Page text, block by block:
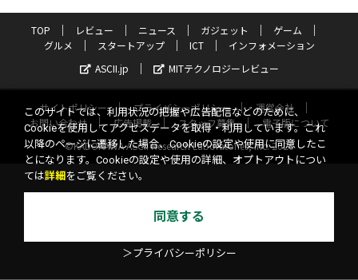
TOP レビュー ニュース ガジェット
ゲーム
グルメ
スタートアップ ICT
インフォメーション
ASCII.jp
MITテクノロジーレビュー
サイトポリシー プライバシーポリシー
運営会社
お問い合わせ
広告掲載 スタッフ募集
電子版について
©KADOKAWA ASCII Research Laboratories, Inc. 2026
このサイトでは、利用状況の把握や広告配信などのために、
Cookieを使用してアクセスデータを取得・利用しています。これ
以降のページに遷移した場合、Cookieの設定や使用に同意したこ
とになります。Cookieの設定や使用の詳細、オプトアウトについ
ては詳細 をご覧ください。
同意する
＞プライバシーポリシー